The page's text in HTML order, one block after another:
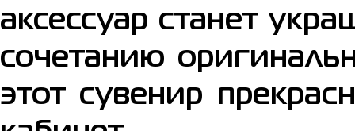
аксессуар станет
сочетанию
этот сувенир